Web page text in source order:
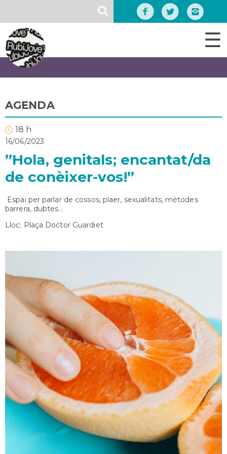
contingut
☰
AGENDA
18 h
16/06/2023
”Hola, genitals; encantat/da
de conèixer-vos!”
Espai per parlar de cossos, plaer, sexualitats, mètodes
barrera, dubtes...
Lloc: Plaça Doctor Guardiet